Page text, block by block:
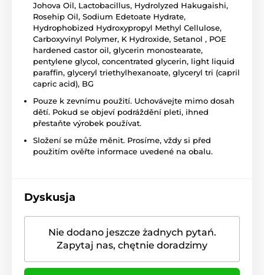
Johova Oil, Lactobacillus, Hydrolyzed Hakugaishi,
Rosehip Oil, Sodium Edetoate Hydrate,
Hydrophobized Hydroxypropyl Methyl Cellulose,
Carboxyvinyl Polymer, K Hydroxide, Setanol , POE
hardened castor oil, glycerin monostearate,
pentylene glycol, concentrated glycerin, light liquid
paraffin, glyceryl triethylhexanoate, glyceryl tri (capril
capric acid), BG
Pouze k zevnímu použití. Uchovávejte mimo dosah
dětí. Pokud se objeví podráždění pleti, ihned
přestaňte výrobek používat.
Složení se může měnit. Prosíme, vždy si před
použitím ověřte informace uvedené na obalu.
Dyskusja
Nie dodano jeszcze żadnych pytań.
Zapytaj nas, chętnie doradzimy